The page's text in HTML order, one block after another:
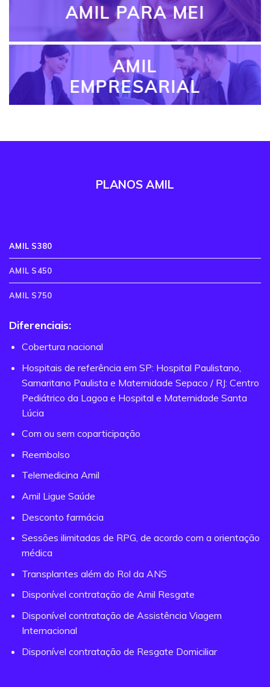
AMIL PARA MEI
AMIL
EMPRESARIAL
PLANOS AMIL
AMIL S380
AMIL S450
AMIL S750
Diferenciais:
Cobertura nacional
Hospitais de referência em SP: Hospital Paulistano,
Samaritano Paulista e Maternidade Sepaco / RJ: Centro
Pediátrico da Lagoa e Hospital e Maternidade Santa
Lúcia
Com ou sem coparticipação
Reembolso
Telemedicina Amil
Amil Ligue Saúde
Desconto farmácia
Sessões ilimitadas de RPG, de acordo com a orientação
médica
Transplantes além do Rol da ANS
Disponível contratação de Amil Resgate
Disponível contratação de Assistência Viagem
Internacional
Disponível contratação de Resgate Domiciliar